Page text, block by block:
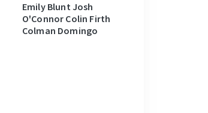
Emily Blunt Josh
O'Connor Colin Firth
Colman Domingo